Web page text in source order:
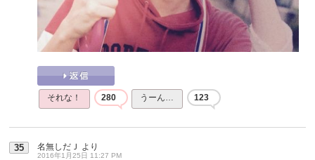
それな！ 280 うーん… 123
35 名無しだＪ より
2016年1月25日 11:27 PM